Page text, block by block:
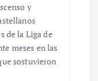
y
de la Liga de
meses en las
sostuvieron